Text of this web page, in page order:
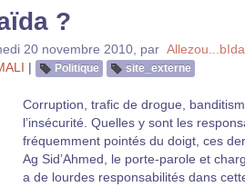
?
20 novembre 2010 par
| Politique site_externe
Corruption, trafic de drogue,
l’insécurité. Quelles y sont les
fréquemment pointés du doigt, ces
Ag Sid’Ahmed, le porte-parole et
a de lourdes responsabilités dans